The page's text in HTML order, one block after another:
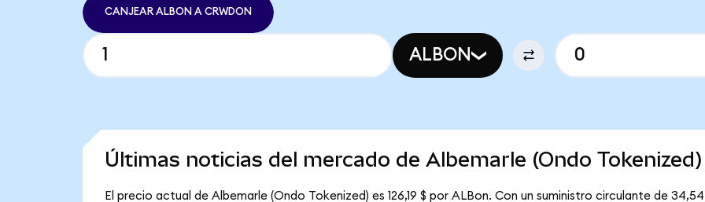
CANJEAR ALBON A CRWDON
ALBON
Últimas noticias del mercado de Albemarle (Ondo Tokenized)
El precio actual de Albemarle (Ondo Tokenized) es 126,19 $ por ALBon. Con un suministro circulante de